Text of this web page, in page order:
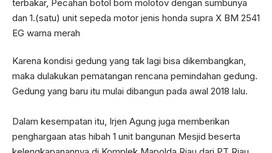
Kedua tersangka dikenakan Pasal 187 ayat (1.e) dan (2.e)
K.U.H.Pidana, setelah dilakukan pemeriksanaan urine
dengan hasil (+) mengandung amphetamin / shabu.(humas
Editor : Josua Nababan
Dalam kesempatan itu, Irjen Agung juga memberikan
penghargaan atas hibah 1 unit bangunan Mesjid beserta
kelengkapanannya di Komplek Mapolda Riau dari PT Riau
Editor : Josua Nababan
Pernyataan Tegas Ketua Umum IKST Riau : PI 10% Migas
Wajib Dikembalikan Untuk Kesejahteraan Masyarakat